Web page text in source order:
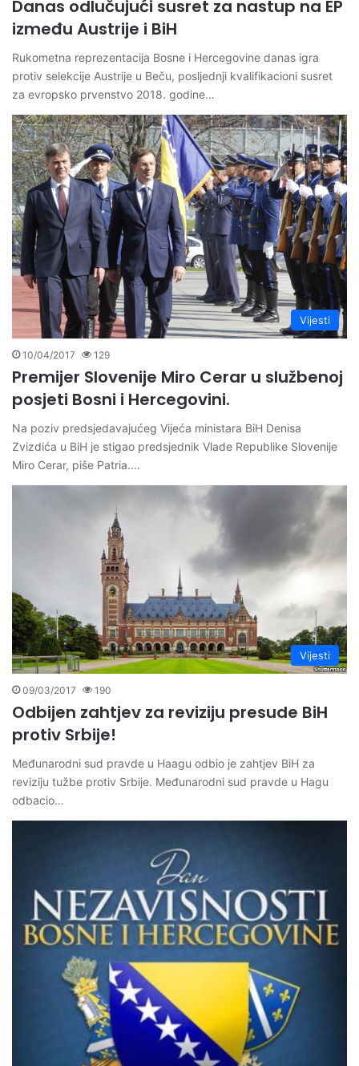
Danas odlučujući susret za nastup na EP
između Austrije i BiH
Rukometna reprezentacija Bosne i Hercegovine danas igra
protiv selekcije Austrije u Beču, posljednji kvalifikacioni susret
za evropsko prvenstvo 2018. godine…
Vijesti
10/04/2017 129
Premijer Slovenije Miro Cerar u službenoj
posjeti Bosni i Hercegovini.
Na poziv predsjedavajućeg Vijeća ministara BiH Denisa
Zvizdića u BiH je stigao predsjednik Vlade Republike Slovenije
Miro Cerar, piše Patria.…
Vijesti
09/03/2017 190
Odbijen zahtjev za reviziju presude BiH
protiv Srbije!
Međunarodni sud pravde u Haagu odbio je zahtjev BiH za
reviziju tužbe protiv Srbije. Međunarodni sud pravde u Hagu
odbacio…